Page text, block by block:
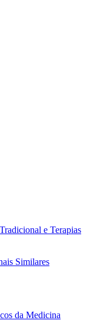
e Terapias
Similares
da Medicina